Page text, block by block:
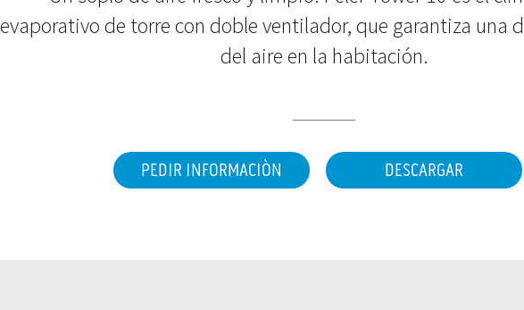
evaporativo de torre con doble ventilador, que garantiza una
del aire en la habitación.
PEDIR INFORMACIÒN DESCARGAR